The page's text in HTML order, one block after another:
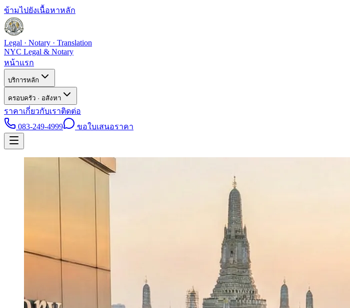
ข้ามไปยังเนื้อหาหลัก
Legal · Notary · Translation
NYC Legal & Notary
หน้าแรก
บริการหลัก
ครอบครัว · อสังหา
ราคาเกี่ยวกับเราติดต่อ
083-249-4999
ขอใบเสนอราคา